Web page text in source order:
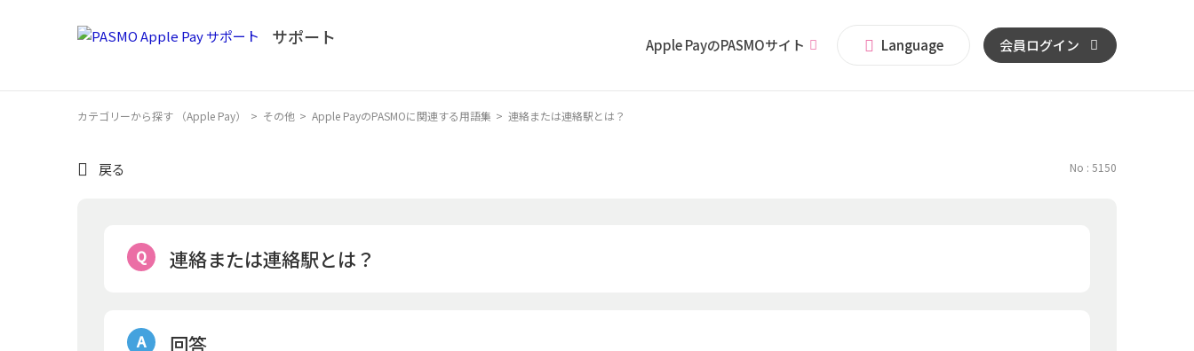
Apple PayのPASMOサイト Language 会員ログイン
カテゴリーから探す （Apple Pay） > その他 > Apple PayのPASMOに関連する用語集 > 連絡または連絡駅とは？
戻る No : 5150
連絡または連絡駅とは？
回答